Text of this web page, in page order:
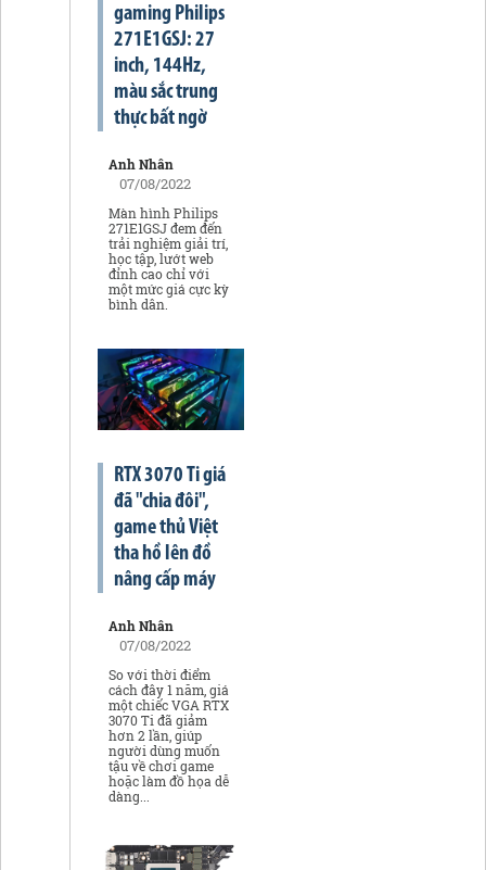
gaming Philips
271E1GSJ: 27
inch, 144Hz,
màu sắc trung
thực bất ngờ
Anh Nhân
07/08/2022
Màn hình Philips
271E1GSJ đem đến
trải nghiệm giải trí,
học tập, lướt web
đỉnh cao chỉ với
một mức giá cực kỳ
bình dân.
RTX 3070 Ti giá
đã "chia đôi",
game thủ Việt
tha hồ lên đồ
nâng cấp máy
Anh Nhân
07/08/2022
So với thời điểm
cách đây 1 năm, giá
một chiếc VGA RTX
3070 Ti đã giảm
hơn 2 lần, giúp
người dùng muốn
tậu về chơi game
hoặc làm đồ họa dễ
dàng...